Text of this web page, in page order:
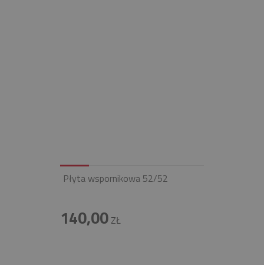
Płyta wspornikowa 52/52
140,00ZŁ